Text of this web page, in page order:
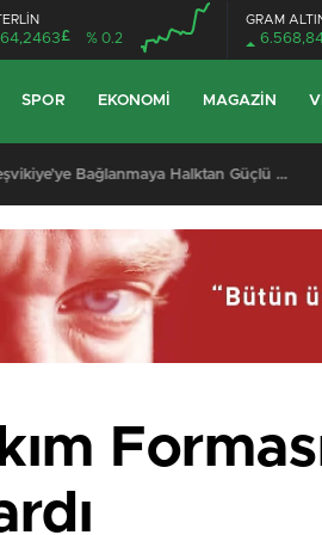
64,2463£ % 0.2
GRAM
SPOR EKONOMI MAGAZIN
Jandarma Astsubayın Eşi ve Çocuğu